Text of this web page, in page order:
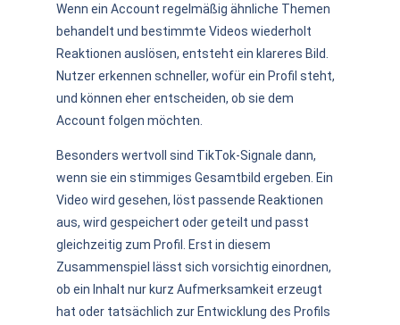
Wenn ein Account regelmäßig ähnliche Themen
behandelt und bestimmte Videos wiederholt
Reaktionen auslösen, entsteht ein klareres Bild.
Nutzer erkennen schneller, wofür ein Profil steht,
und können eher entscheiden, ob sie dem
Account folgen möchten.
Besonders wertvoll sind TikTok-Signale dann,
wenn sie ein stimmiges Gesamtbild ergeben. Ein
Video wird gesehen, löst passende Reaktionen
aus, wird gespeichert oder geteilt und passt
gleichzeitig zum Profil. Erst in diesem
Zusammenspiel lässt sich vorsichtig einordnen,
ob ein Inhalt nur kurz Aufmerksamkeit erzeugt
hat oder tatsächlich zur Entwicklung des Profils